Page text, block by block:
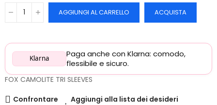
AGGIUNGI AL CARRELLO ACQUISTA
Klarna
Paga anche con Klarna: comodo,
flessibile e sicuro.
FOX CAMOLITE TRI SLEEVES
Confrontare
Aggiungi alla lista dei desideri